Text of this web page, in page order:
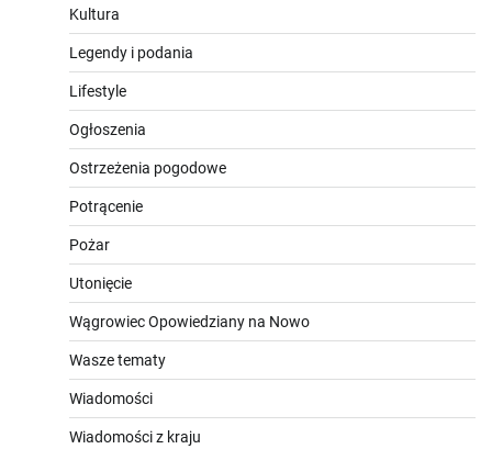
Kultura
Legendy i podania
Lifestyle
Ogłoszenia
Ostrzeżenia pogodowe
Potrącenie
Pożar
Utonięcie
Wągrowiec Opowiedziany na Nowo
Wasze tematy
Wiadomości
Wiadomości z kraju